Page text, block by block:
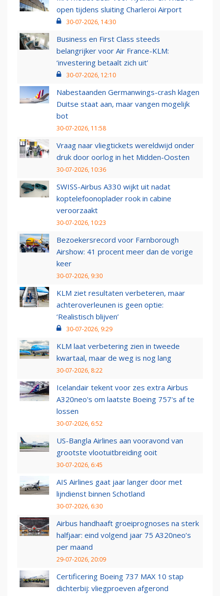
open tijdens sluiting Charleroi Airport
30-07-2026, 14:30
Business en First Class steeds
belangrijker voor Air France-KLM:
‘investering betaalt zich uit’
30-07-2026, 12:10
Nabestaanden Germanwings-crash klagen
Duitse staat aan, maar vangen mogelijk
bot
30-07-2026, 11:58
Vraag naar vliegtickets wereldwijd onder
druk door oorlog in het Midden-Oosten
30-07-2026, 10:36
SWISS-Airbus A330 wijkt uit nadat
koptelefoonoplader rook in cabine
veroorzaakt
30-07-2026, 10:23
Bezoekersrecord voor Farnborough
Airshow: 41 procent meer dan de vorige
keer
30-07-2026, 9:30
KLM ziet resultaten verbeteren, maar
achteroverleunen is geen optie:
‘Realistisch blijven’
30-07-2026, 9:29
KLM laat verbetering zien in tweede
kwartaal, maar de weg is nog lang
30-07-2026, 8:22
Icelandair tekent voor zes extra Airbus
A320neo's om laatste Boeing 757's af te
lossen
30-07-2026, 6:52
US-Bangla Airlines aan vooravond van
grootste vlootuitbreiding ooit
30-07-2026, 6:45
AIS Airlines gaat jaar langer door met
lijndienst binnen Schotland
30-07-2026, 6:30
Airbus handhaaft groeiprognoses na sterk
halfjaar: eind volgend jaar 75 A320neo’s
per maand
29-07-2026, 20:09
Certificering Boeing 737 MAX 10 stap
dichterbij: vliegproeven afgerond